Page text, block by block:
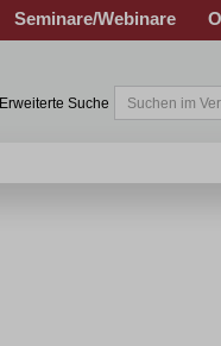
Seminare/Webinare
Erweiterte Suche